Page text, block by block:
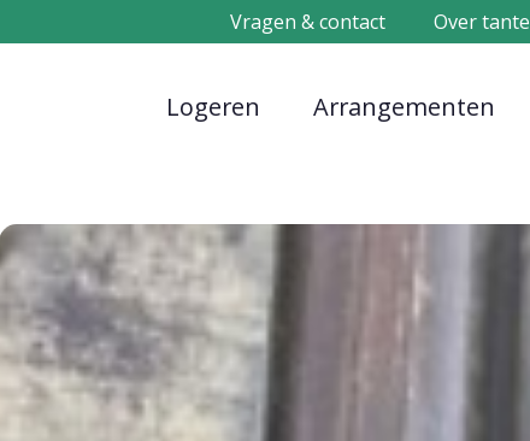
Vragen & contact Over tante
Logeren Arrangementen